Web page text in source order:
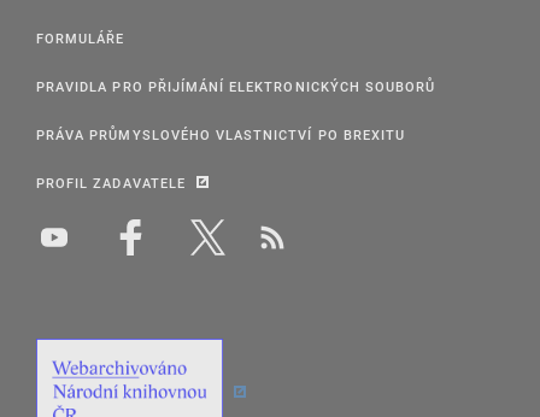
FORMULÁŘE
PRAVIDLA PRO PŘIJÍMÁNÍ ELEKTRONICKÝCH SOUBORŮ
PRÁVA PRŮMYSLOVÉHO VLASTNICTVÍ PO BREXITU
PROFIL ZADAVATELE